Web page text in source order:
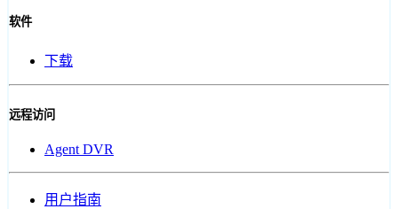
软件
下载
远程访问
Agent DVR
用户指南